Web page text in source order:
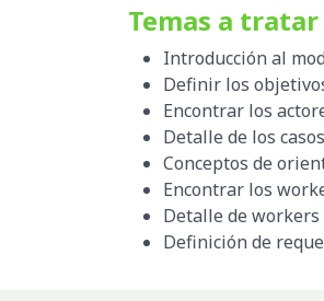
Temas a tratar
Introducción al
Definir los
Encontrar los
Detalle de los
Conceptos de
Encontrar los
Detalle de workers
Definición de